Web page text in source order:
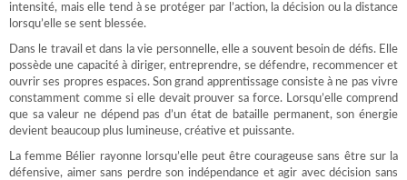
intensité, mais elle tend à se protéger par l’action, la décision ou la distance
lorsqu’elle se sent blessée.
Dans le travail et dans la vie personnelle, elle a souvent besoin de défis. Elle
possède une capacité à diriger, entreprendre, se défendre, recommencer et
ouvrir ses propres espaces. Son grand apprentissage consiste à ne pas vivre
constamment comme si elle devait prouver sa force. Lorsqu’elle comprend
que sa valeur ne dépend pas d’un état de bataille permanent, son énergie
devient beaucoup plus lumineuse, créative et puissante.
La femme Bélier rayonne lorsqu’elle peut être courageuse sans être sur la
défensive, aimer sans perdre son indépendance et agir avec décision sans